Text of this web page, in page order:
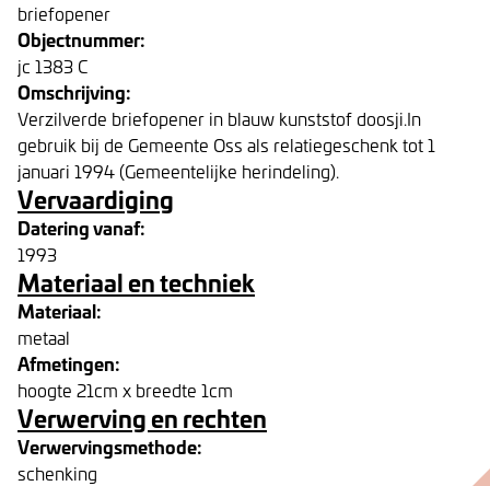
briefopener
Objectnummer:
jc 1383 C
Omschrijving:
Verzilverde briefopener in blauw kunststof doosji.In
gebruik bij de Gemeente Oss als relatiegeschenk tot 1
januari 1994 (Gemeentelijke herindeling).
Vervaardiging
Datering vanaf:
1993
Materiaal en techniek
Materiaal:
metaal
Afmetingen:
hoogte 21cm x breedte 1cm
Verwerving en rechten
Verwervingsmethode:
schenking